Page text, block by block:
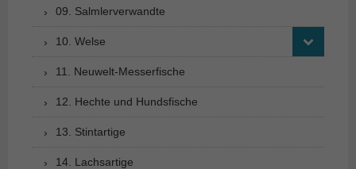
09. Salmlerverwandte
10. Welse
11. Neuwelt-Messerfische
12. Hechte und Hundsfische
13. Stintartige
14. Lachsartige